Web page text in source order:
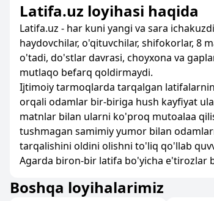
Latifa.uz loyihasi haqida
Latifa.uz - har kuni yangi va sara
haydovchilar, o'qituvchilar, shifokorlar, 8
o'tadi, do'stlar davrasi, choyxona va
mutlaqo befarq qoldirmaydi.
Ijtimoiy tarmoqlarda tarqalgan
orqali odamlar bir-biriga hush kayfiyat
matnlar bilan ularni ko'proq mutoalaa
tushmagan samimiy yumor bilan
tarqalishini oldini olishni to'liq qo'llab
Agarda biron-bir latifa bo'yicha e'tirozlar
Boshqa loyihalarimiz